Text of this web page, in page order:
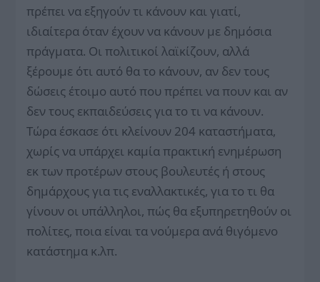
πρέπει να εξηγούν τι κάνουν και γιατί,
ιδιαίτερα όταν έχουν να κάνουν με δημόσια
πράγματα. Οι πολιτικοί λαϊκίζουν, αλλά
ξέρουμε ότι αυτό θα το κάνουν, αν δεν τους
δώσεις έτοιμο αυτό που πρέπει να πουν και αν
δεν τους εκπαιδεύσεις για το τι να κάνουν.
Τώρα έσκασε ότι κλείνουν 204 καταστήματα,
χωρίς να υπάρχει καμία πρακτική ενημέρωση
εκ των προτέρων στους βουλευτές ή στους
δημάρχους για τις εναλλακτικές, για το τι θα
γίνουν οι υπάλληλοι, πώς θα εξυπηρετηθούν οι
πολίτες, ποια είναι τα νούμερα ανά θιγόμενο
κατάστημα κ.λπ.